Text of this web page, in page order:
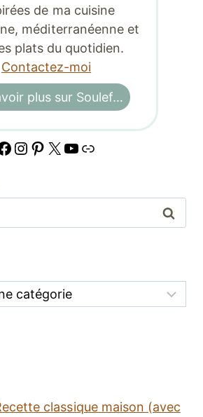
de ma cuisine
méditerranéenne et
plats du quotidien.
Contactez-moi
plus sur Soulef…
Instagram
Pinterest
X YouTube
Lien
classique maison (avec